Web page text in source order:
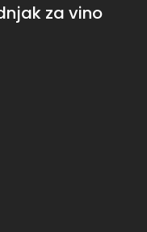
za vino